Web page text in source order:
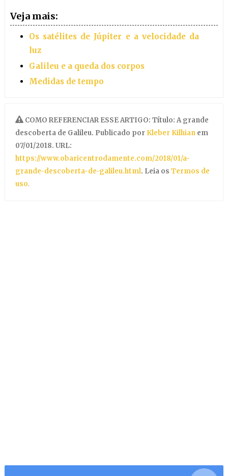
Veja mais:
Os satélites de Júpiter e a velocidade da
luz
Galileu e a queda dos corpos
Medidas de tempo
COMO REFERENCIAR ESSE ARTIGO: Título: A grande
descoberta de Galileu. Publicado por Kleber Kilhian em
07/01/2018. URL:
https://www.obaricentrodamente.com/2018/01/a-
grande-descoberta-de-galileu.html. Leia os Termos de
uso.